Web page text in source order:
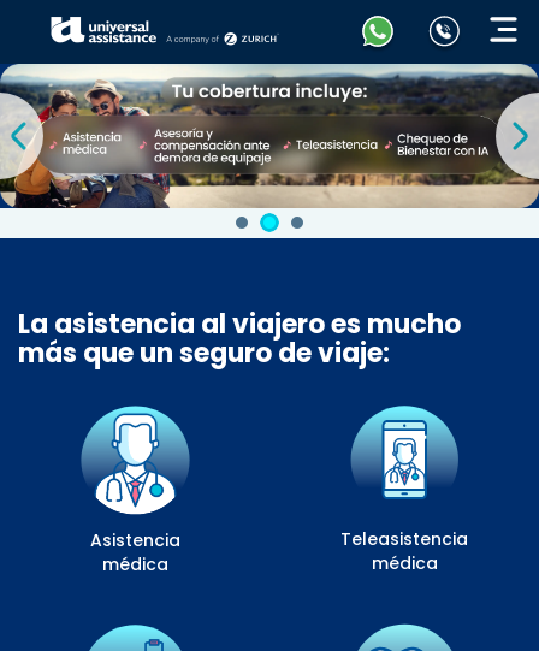
La asistencia al viajero es mucho
más que un seguro de viaje:
Asistencia
médica
Teleasistencia
médica